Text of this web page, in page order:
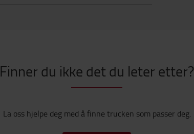
Finner du ikke det du leter etter?
La oss hjelpe deg med å finne trucken som passer deg.